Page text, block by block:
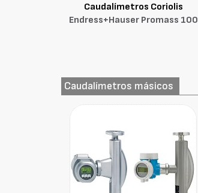
Caudalímetros Coriolis
Endress+Hauser Promass 100
Caudalímetros másicos